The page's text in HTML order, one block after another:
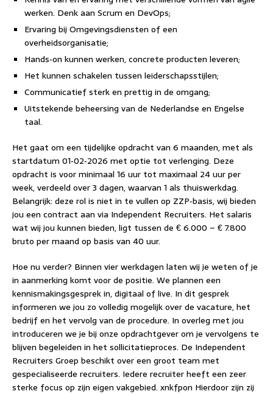
werken. Denk aan Scrum en DevOps;
Ervaring bij Omgevingsdiensten of een
overheidsorganisatie;
Hands‑on kunnen werken, concrete producten leveren;
Het kunnen schakelen tussen leiderschapsstijlen;
Communicatief sterk en prettig in de omgang;
Uitstekende beheersing van de Nederlandse en Engelse
taal.
Het gaat om een tijdelijke opdracht van 6 maanden, met als
startdatum 01‑02‑2026 met optie tot verlenging. Deze
opdracht is voor minimaal 16 uur tot maximaal 24 uur per
week, verdeeld over 3 dagen, waarvan 1 als thuiswerkdag.
Belangrijk: deze rol is niet in te vullen op ZZP‑basis, wij bieden
jou een contract aan via Independent Recruiters. Het salaris
wat wij jou kunnen bieden, ligt tussen de € 6.000 – € 7.800
bruto per maand op basis van 40 uur.
Hoe nu verder? Binnen vier werkdagen laten wij je weten of je
in aanmerking komt voor de positie. We plannen een
kennismakingsgesprek in, digitaal of live. In dit gesprek
informeren we jou zo volledig mogelijk over de vacature, het
bedrijf en het vervolg van de procedure. In overleg met jou
introduceren we je bij onze opdrachtgever om je vervolgens te
blijven begeleiden in het sollicitatieproces. De Independent
Recruiters Groep beschikt over een groot team met
gespecialiseerde recruiters. Iedere recruiter heeft een zeer
sterke focus op zijn eigen vakgebied. xnkfpon Hierdoor zijn zij